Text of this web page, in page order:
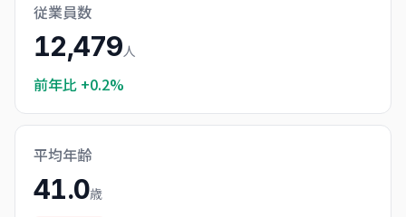
従業員数
12,479人
前年比 +0.2%
平均年齢
41.0歳